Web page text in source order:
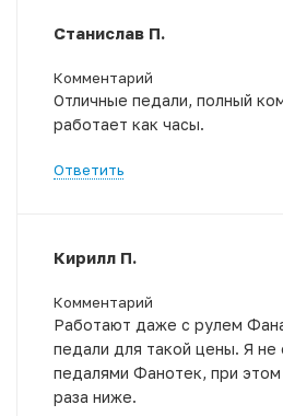
Станислав П.
Комментарий
Отличные педали, полный
работает как часы.
Ответить
Кирилл П.
Комментарий
Работают даже с рулем
педали для такой цены. Я не
педалями Фанотек, при
раза ниже.